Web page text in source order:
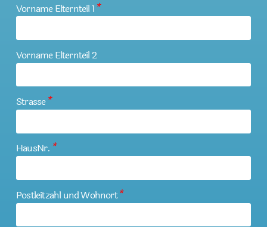
Vorname Elternteil 1 *
Vorname Elternteil 2
Strasse*
HausNr. *
Postleitzahl und Wohnort*